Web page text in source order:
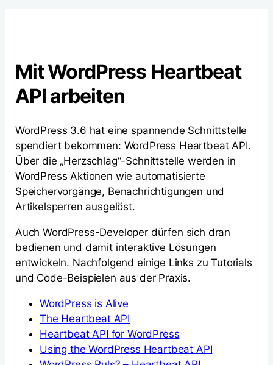
Mit WordPress Heartbeat
API arbeiten
WordPress 3.6 hat eine spannende Schnittstelle
spendiert bekommen: WordPress Heartbeat API.
Über die „Herzschlag“-Schnittstelle werden in
WordPress Aktionen wie automatisierte
Speichervorgänge, Benachrichtigungen und
Artikelsperren ausgelöst.
Auch WordPress-Developer dürfen sich dran
bedienen und damit interaktive Lösungen
entwickeln. Nachfolgend einige Links zu Tutorials
und Code-Beispielen aus der Praxis.
WordPress is Alive
The Heartbeat API
Heartbeat API for WordPress
Using the WordPress Heartbeat API